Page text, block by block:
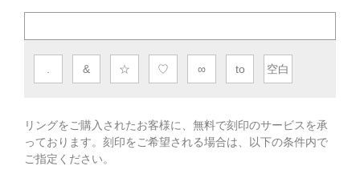
& ☆ ♡ ∞ to 空白
リングをご購入されたお客様に、無料で刻印のサービスを承
っております。 刻印をご希望される場合は、以下の条件内で
ご指定ください。